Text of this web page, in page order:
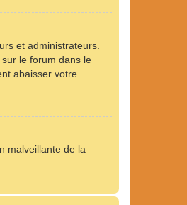
et administrateurs.
le forum dans le
abaisser votre
malveillante de la